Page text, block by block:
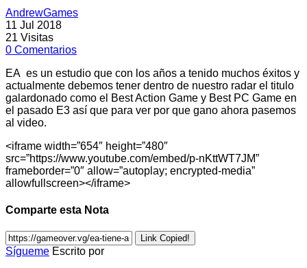
AndrewGames
11 Jul 2018
21 Visitas
0 Comentarios
EA es un estudio que con los años a tenido muchos éxitos y
actualmente debemos tener dentro de nuestro radar el titulo
galardonado como el Best Action Game y Best PC Game en
el pasado E3 así que para ver por que gano ahora pasemos
al video.
<iframe width=”654″ height=”480″
src=”https://www.youtube.com/embed/p-nKttWT7JM”
frameborder=”0″ allow=”autoplay; encrypted-media”
allowfullscreen></iframe>
Comparte esta Nota
Link Copied!
Sígueme Escrito por